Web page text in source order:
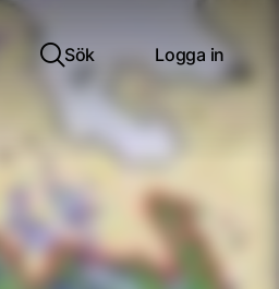
Sök Logga in